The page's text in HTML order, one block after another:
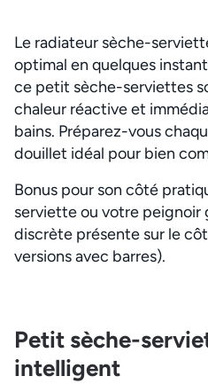
Le radiateur sèche-
optimal en quelques
ce petit sèche-serviettes
chaleur réactive et
bains. Préparez-vous
douillet idéal pour bien
Bonus pour son côté
serviette ou votre peignoir
discrète présente sur le
versions avec barres).
Petit sèche-
intelligent